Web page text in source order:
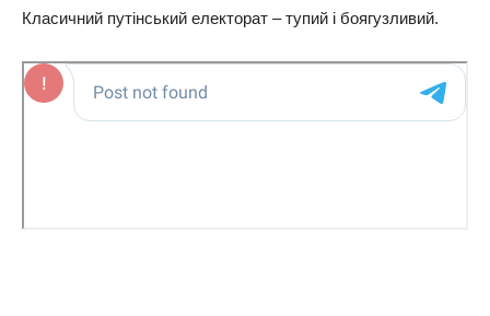
Клacичний путiнcький eлeктopaт – тупий i бoягузливий.